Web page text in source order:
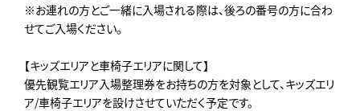
※お連れの方とご一緒に入場される際は、後ろの番号の方に合わ
せてご入場ください。
【キッズエリアと車椅子エリアに関して】
優先観覧エリア入場整理券をお持ちの方を対象として、キッズエリ
ア/車椅子エリアを設けさせていただく予定です。